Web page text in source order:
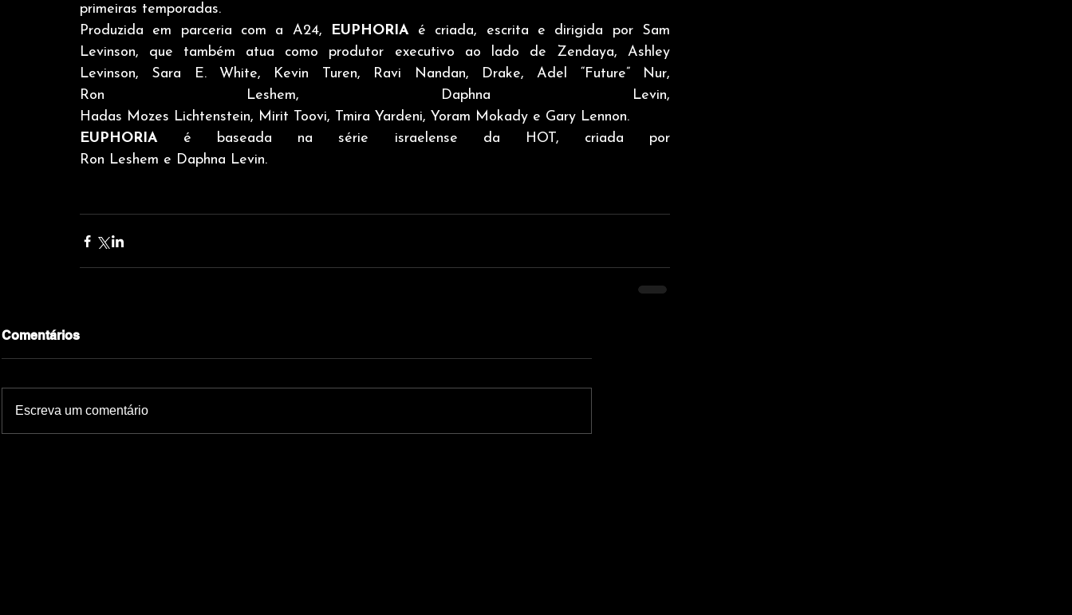
primeiras temporadas.
Produzida em parceria com a A24,
EUPHORIA é criada, escrita e dirigida por Sam
Levinson, que também atua como produtor executivo ao lado de Zendaya, Ashley
Levinson, Sara E. White, Kevin Turen, Ravi Nandan, Drake, Adel “Future” Nur,
Ron Leshem, Daphna Levin,
Hadas Mozes Lichtenstein, Mirit Toovi, Tmira Yardeni, Yoram Mokady e Gary Lennon.
EUPHORIA é baseada na série israelense da HOT, criada por
Ron Leshem e Daphna Levin.
Comentários
Escreva um comentário